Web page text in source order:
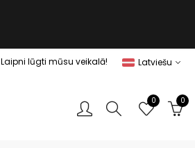
Laipni lūgti mūsu veikalā! Latviešu
0 0